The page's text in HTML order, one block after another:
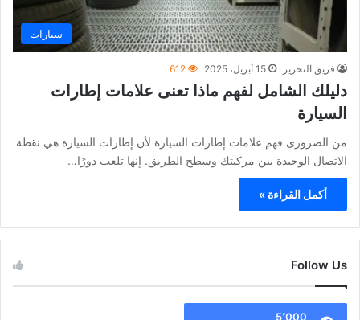
سيارات
فريق التحرير 15 أبريل، 2025 612
دليلك الشامل لفهم ماذا تعنى علامات إطارات
السيارة
من الضرورى فهم علامات إطارات السيارة لأن إطارات السيارة هي نقطة
الاتصال الوحيدة بين مركبتك وسطح الطريق. إنها تلعب دورًا…
أكمل القراءة »
Follow Us
5٬000